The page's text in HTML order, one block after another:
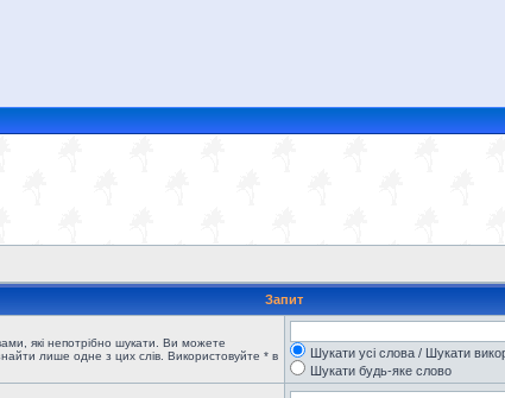
Запит
які непотрібно шукати. Ви можете
лише одне з цих слів. Використовуйте * в
Шукати усі слова / Шукати
Шукати будь-яке слово